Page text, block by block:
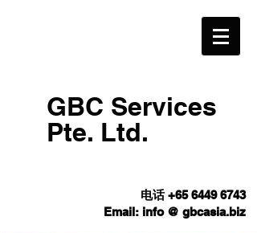
GBC Services
Pte. Ltd.​
电话+65 6449 6743
Email: info @ gbcasia.biz